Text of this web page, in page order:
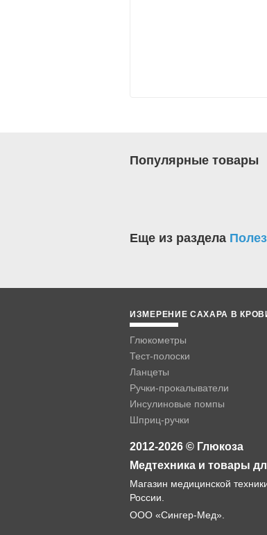
Популярные товары
Еще из раздела
ИЗМЕРЕНИЕ САХАРА В
Глюкометры
Тест-полоски
Ланцеты
Ручки-прокалыватели
Инсулиновые помпы
Шприц-ручки
2012-2026 © Глюкоза
Медтехника и товары
Магазин медицинской
России.
ООО «Сингер-Мед».